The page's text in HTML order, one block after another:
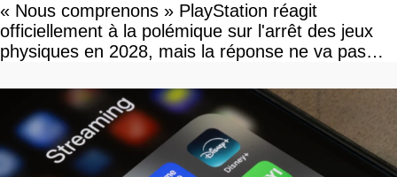
« Nous comprenons » PlayStation réagit
officiellement à la polémique sur l'arrêt des jeux
physiques en 2028, mais la réponse ne va pas